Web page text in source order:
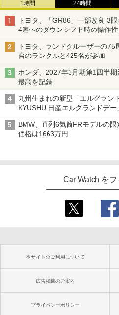
1時間 24時間
トヨタ、「GR86」一部改良 3
4速へのダウンシフト時の操作
トヨタ、ランドクルーザーの
台のランクルと425名が参加
ホンダ、2027年3月期第1四半
最高を記録
九州生まれの新型「エルグラン
KYUSHU 日産エルグランドデ
BMW、直列6気筒FRモデルの限
価格は1663万円
Car Watch を
本サイトのご利用について
広告掲載のご案内
プライバシーポリシー